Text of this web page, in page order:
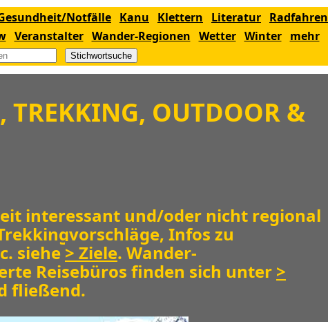
Notfälle Kanu Klettern Literatur Radfahren
Veranstalter Wander-Regionen Wetter Winter mehr
Stichwortsuche
TREKKING, OUTDOOR &
interessant und/oder nicht regional
Infos zu
siehe > Ziele. Wander-
Reisebüros finden sich unter >
fließend.